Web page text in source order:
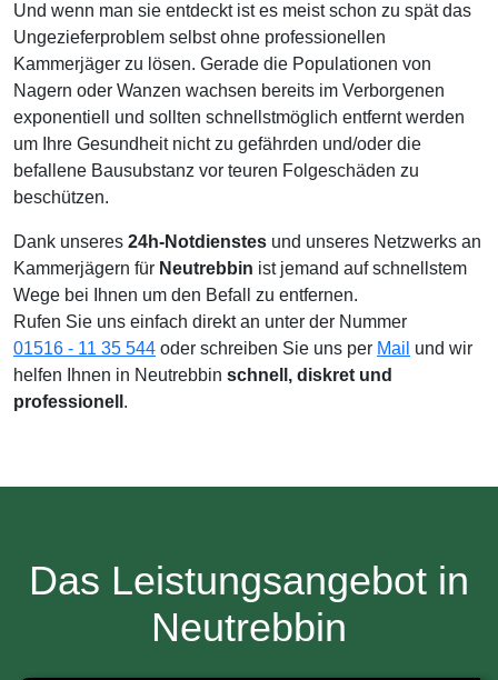
Und wenn man sie entdeckt ist es meist schon zu spät das
Ungezieferproblem selbst ohne professionellen
Kammerjäger zu lösen. Gerade die Populationen von
Nagern oder Wanzen wachsen bereits im Verborgenen
exponentiell und sollten schnellstmöglich entfernt werden
um Ihre Gesundheit nicht zu gefährden und/oder die
befallene Bausubstanz vor teuren Folgeschäden zu
beschützen.
Dank unseres 24h-Notdienstes und unseres Netzwerks an
Kammerjägern für Neutrebbin ist jemand auf schnellstem
Wege bei Ihnen um den Befall zu entfernen.
Rufen Sie uns einfach direkt an unter der Nummer
01516 - 11 35 544 oder schreiben Sie uns per Mail und wir
helfen Ihnen in Neutrebbin schnell, diskret und
professionell .
Das Leistungsangebot in
Neutrebbin